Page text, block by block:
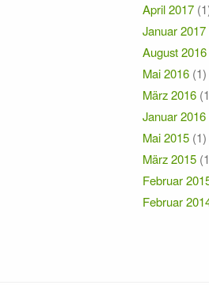
April 2017
Januar 2017
August 2016
Mai 2016 (1)
März 2016
Januar 2016
Mai 2015 (1)
März 2015
Februar
Februar